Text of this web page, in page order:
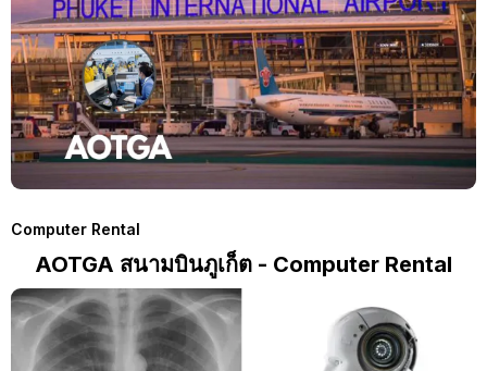
Computer Rental
AOTGA สนามบินภูเก็ต - Computer Rental